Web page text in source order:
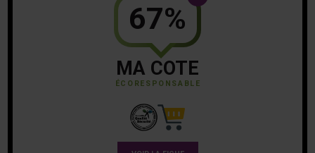
67%
MA COTE
ÉCORESPONSABLE